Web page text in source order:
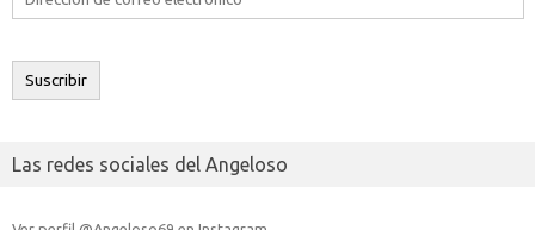
electrónico
Suscribir
Las redes sociales del Angeloso